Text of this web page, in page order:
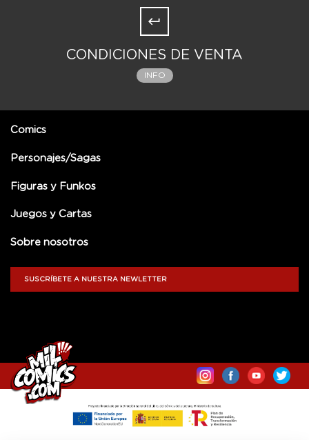
CONDICIONES DE VENTA
INFO
Comics
Personajes/Sagas
Figuras y Funkos
Juegos y Cartas
Sobre nosotros
SUSCRÍBETE A NUESTRA NEWLETTER